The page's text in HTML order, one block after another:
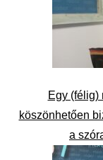
Egy (félig)
köszönhetően
a